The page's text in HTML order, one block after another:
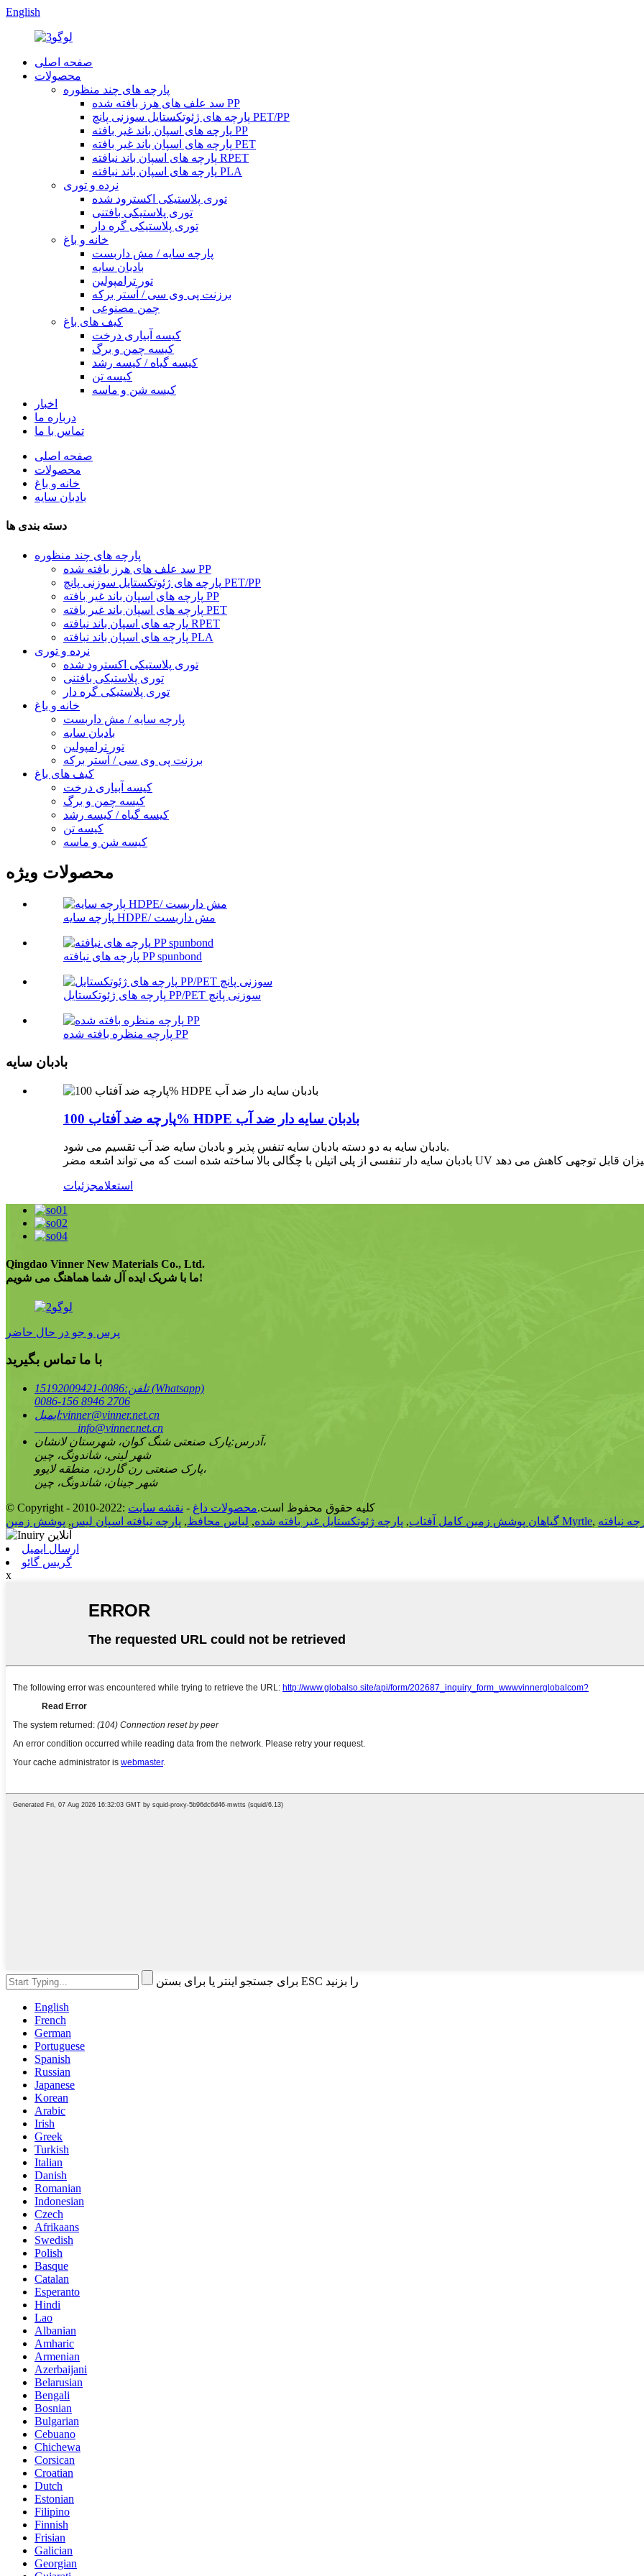
English
صفحه اصلی
محصولات
پارچه های چند منظوره
سد علف های هرز بافته شده PP
پارچه های ژئوتکستایل سوزنی پانچ PET/PP
پارچه های اسپان باند غیر بافته PP
پارچه های اسپان باند غیر بافته PET
پارچه های اسپان باند نبافته RPET
پارچه های اسپان باند نبافته PLA
نرده و توری
توری پلاستیکی اکسترود شده
توری پلاستیکی بافتنی
توری پلاستیکی گره دار
خانه و باغ
پارچه سایه / مش داربست
بادبان سایه
تور ترامپولین
برزنت پی وی سی / آستر برکه
چمن مصنوعی
کیف های باغ
کیسه آبیاری درخت
کیسه چمن و برگ
کیسه گیاه / کیسه رشد
کیسه تن
کیسه شن و ماسه
اخبار
درباره ما
تماس با ما
صفحه اصلی
محصولات
خانه و باغ
بادبان سایه
دسته بندی ها
پارچه های چند منظوره
سد علف های هرز بافته شده PP
پارچه های ژئوتکستایل سوزنی پانچ PET/PP
پارچه های اسپان باند غیر بافته PP
پارچه های اسپان باند غیر بافته PET
پارچه های اسپان باند نبافته RPET
پارچه های اسپان باند نبافته PLA
نرده و توری
توری پلاستیکی اکسترود شده
توری پلاستیکی بافتنی
توری پلاستیکی گره دار
خانه و باغ
پارچه سایه / مش داربست
بادبان سایه
تور ترامپولین
برزنت پی وی سی / آستر برکه
کیف های باغ
کیسه آبیاری درخت
کیسه چمن و برگ
کیسه گیاه / کیسه رشد
کیسه تن
کیسه شن و ماسه
محصولات ویژه
پارچه سایه HDPE/ مش داربست
پارچه های نبافته PP spunbond
پارچه های ژئوتکستایل PP/PET سوزنی پانچ
پارچه منظره بافته شده PP
بادبان سایه
پارچه ضد آفتاب 100% HDPE بادبان سایه دار ضد آب
بادبان سایه به دو دسته بادبان سایه تنفس پذیر و بادبان سایه ضد آب تقسیم می شود.
استعلامجزئیات
Qingdao Vinner New Materials Co., Ltd.
ما با شریک ایده آل شما هماهنگ می شویم!
پرس و جو در حال حاضر
با ما تماس بگیرید
تلفن:0086-15192009421 (Whatsapp)
0086-156 8946 2706
ایمیل:vinner@vinner.net.cn
info@vinner.net.cn
آدرس:پارک صنعتی شنگ کوان، شهرستان لانشان،
شهر لینی، شاندونگ، چین
پارک صنعتی رن گاردن، منطقه لایوو،
شهر جینان، شاندونگ، چین
© Copyright - 2010-2022: کلیه حقوق محفوظ است. محصولات داغ - نقشه سایت
گیاهان پوشش زمین کامل آفتاب, پارچه ژئوتکستایل غیر بافته شده, لباس محافظ, پارچه نبافته اسپان لیس, پوشش زمین Myrtle, نبافته
ارسال ایمیل
گریس گائو
x
برای جستجو اینتر یا برای بستن ESC را بزنید
English
French
German
Portuguese
Spanish
Russian
Japanese
Korean
Arabic
Irish
Greek
Turkish
Italian
Danish
Romanian
Indonesian
Czech
Afrikaans
Swedish
Polish
Basque
Catalan
Esperanto
Hindi
Lao
Albanian
Amharic
Armenian
Azerbaijani
Belarusian
Bengali
Bosnian
Bulgarian
Cebuano
Chichewa
Corsican
Croatian
Dutch
Estonian
Filipino
Finnish
Frisian
Galician
Georgian